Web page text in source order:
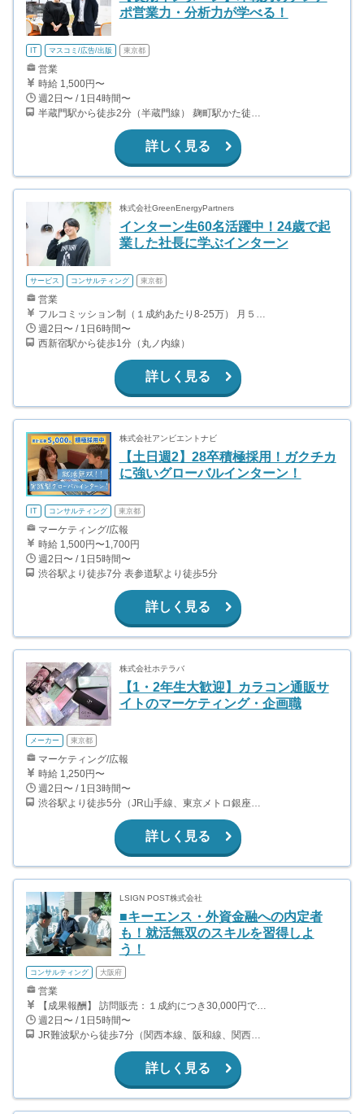
ポ営業力・分析力が学べる！
IT マスコミ/広告/出版 東京都
営業
時給 1,500円〜
週2日〜 / 1日4時間〜
半蔵門駅から徒歩2分（半蔵門線） 麹町駅かた徒歩10分（有楽町線）
詳しく見る
株式会社GreenEnergyPartners
インターン生60名活躍中！24歳で起
業した社長に学ぶインターン
サービス コンサルティング 東京都
営業
フルコミッション制（１成約あたり8-25万） 月５０万以上稼ぐインターン生も多数います！ ■収入例 ○入社１ヶ月目（明治大学2年生） 役職：アポインター 月間１契約×８万円＝８万円 ＋交通費 ○入社３ヶ月目（東京大学２年生） 役職：アポインター（ランク：ブロンズ） 月間３契約×10万円＝30万円 ＋交通費 ○入社６ヶ月目（早稲田大学３年生） 役職：アポインター（ランク：シルバー） 月間５契約×12万円＝60万円 ＋交通費 ○入社15ヶ月目（慶應大学３年生） 役職：クローザー 月間３契約×25万＝75万円 ＋交通費
週2日〜 / 1日6時間〜
西新宿駅から徒歩1分（丸ノ内線）
詳しく見る
株式会社アンビエントナビ
【土日週2】28卒積極採用！ガクチカ
に強いグローバルインターン！
IT コンサルティング 東京都
マーケティング/広報
時給 1,500円〜1,700円
週2日〜 / 1日5時間〜
渋谷駅より徒歩7分 表参道駅より徒歩5分
詳しく見る
株式会社ホテラバ
【1・2年生大歓迎】カラコン通販サ
イトのマーケティング・企画職
メーカー 東京都
マーケティング/広報
時給 1,250円〜
週2日〜 / 1日3時間〜
渋谷駅より徒歩5分（JR山手線、東京メトロ銀座・半蔵門・副都心線）
詳しく見る
LSIGN POST株式会社
■キーエンス・外資金融への内定者
も！就活無双のスキルを習得しよ
う！
コンサルティング 大阪府
営業
【成果報酬】 訪問販売：１成約につき30,000円です。 例えば、光インターネットの成約であれば、平均的に2.5日で1件の契約が見込めます。（12,000円/1日6時間稼働） ＜月収例＞月に100万以上稼ぐ方もいます！ ・月5件成約：150,000円 ・月15件成約：450,000円 ・月30成約：900,000円➕マネジメントインセンティブ300,000円 合計1,200,000円 時給換算で2,000円程度が、平均的なインターン生の報酬となっています。
週2日〜 / 1日5時間〜
JR難波駅から徒歩7分（関西本線、阪和線、関西空港線） 大阪難波駅から徒歩13分（近鉄奈良線、阪神なんば線） 桜川駅から徒歩4分（大阪メトロ千日前線、阪神なんば線）
詳しく見る